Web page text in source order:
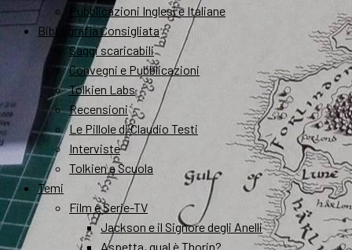
Pubblicazioni Inglesi e Italiane
Bibliografia Consigliata
Saggi scaricabili
Convegni e Pubblicazioni
Tolkien Labs
Recensioni
Le Pillole di Claudio Testi
Interviste
Tolkien a Scuola
Temi
Film e Serie-TV
Jackson e il Signore degli Anelli
Aspetta, qual è Thorin?